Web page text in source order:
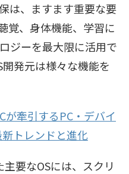
は、ますます重要な要
覚、身体機能、学習に
ジーを最大限に活用で
発元は様々な機能を
が牽引するPC・デバイ
トレンドと進化
要なOSには、スクリ